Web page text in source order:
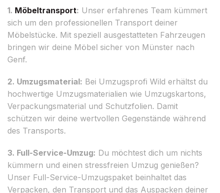
1. Möbeltransport: Unser erfahrenes Team kümmert
sich um den professionellen Transport deiner
Möbelstücke. Mit speziell ausgestatteten Fahrzeugen
bringen wir deine Möbel sicher von Münster nach
Genf.
2. Umzugsmaterial: Bei Umzugsprofi Wild erhältst du
hochwertige Umzugsmaterialien wie Umzugskartons,
Verpackungsmaterial und Schutzfolien. Damit
schützen wir deine wertvollen Gegenstände während
des Transports.
3. Full-Service-Umzug: Du möchtest dich um nichts
kümmern und einen stressfreien Umzug genießen?
Unser Full-Service-Umzugspaket beinhaltet das
Verpacken, den Transport und das Auspacken deiner